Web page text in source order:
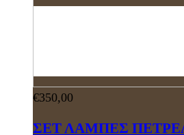
€350,00
ΣΕΤ ΛΑΜΠΕΣ